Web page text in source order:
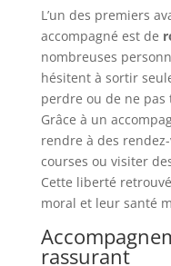
L’un des premiers
accompagné est de
nombreuses
hésitent à sortir
perdre ou de ne pas
Grâce à un
rendre à des
courses ou visiter
Cette liberté
moral et leur santé
rassurant